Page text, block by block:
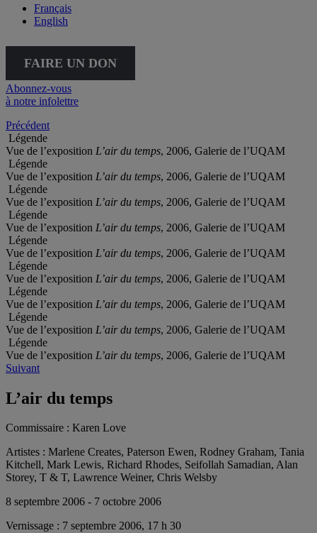
Français
English
FAIRE UN DON
Abonnez-vous
à notre infolettre
Précédent
Légende
Vue de l’exposition L’air du temps, 2006, Galerie de l’UQAM
Légende
Vue de l’exposition L’air du temps, 2006, Galerie de l’UQAM
Légende
Vue de l’exposition L’air du temps, 2006, Galerie de l’UQAM
Légende
Vue de l’exposition L’air du temps, 2006, Galerie de l’UQAM
Légende
Vue de l’exposition L’air du temps, 2006, Galerie de l’UQAM
Légende
Vue de l’exposition L’air du temps, 2006, Galerie de l’UQAM
Légende
Vue de l’exposition L’air du temps, 2006, Galerie de l’UQAM
Légende
Vue de l’exposition L’air du temps, 2006, Galerie de l’UQAM
Légende
Vue de l’exposition L’air du temps, 2006, Galerie de l’UQAM
Suivant
L’air du temps
Commissaire : Karen Love
Artistes : Marlene Creates, Paterson Ewen, Rodney Graham, Tania
Kitchell, Mark Lewis, Richard Rhodes, Seifollah Samadian, Alan
Storey, T & T, Lawrence Weiner, Chris Welsby
8 septembre 2006 - 7 octobre 2006
Vernissage : 7 septembre 2006, 17 h 30